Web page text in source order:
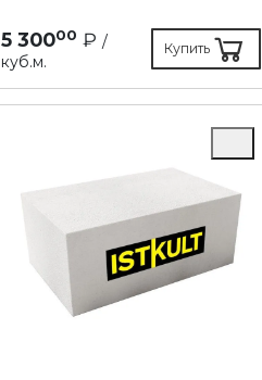
5 30000 ₽ /
куб.м.
Купить